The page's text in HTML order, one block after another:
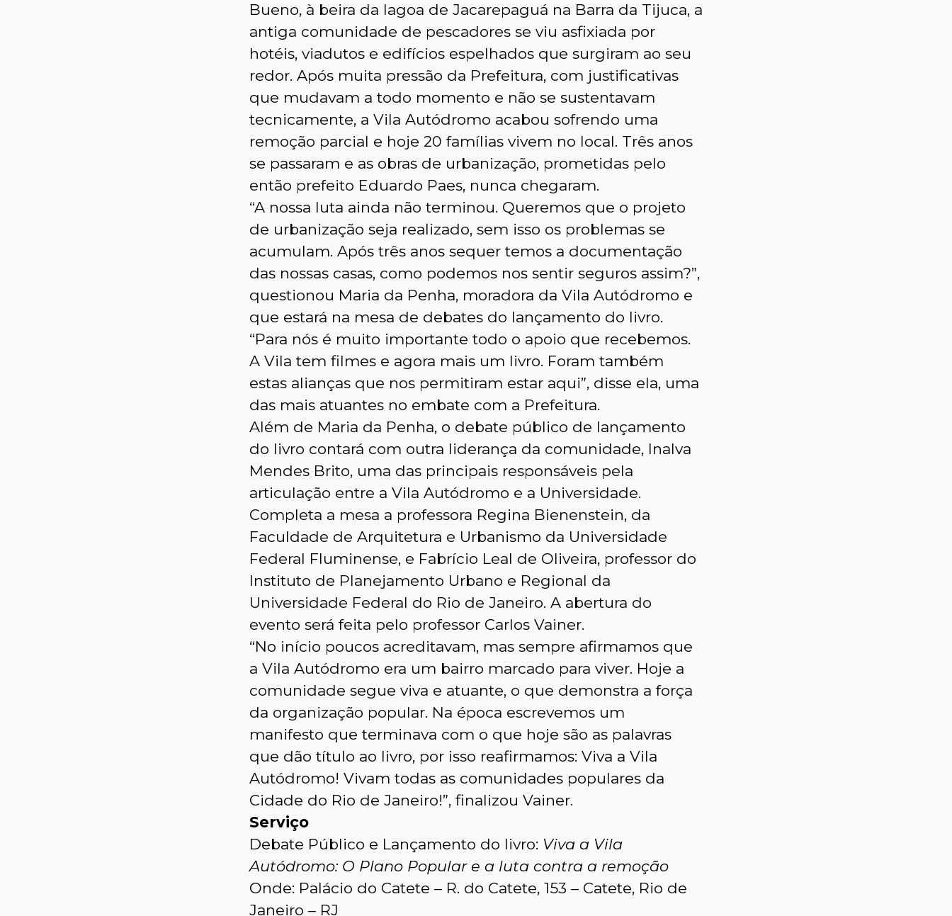
Bueno, à beira da lagoa de Jacarepaguá na Barra da Tijuca, a
antiga comunidade de pescadores se viu asfixiada por
hotéis, viadutos e edifícios espelhados que surgiram ao seu
redor. Após muita pressão da Prefeitura, com justificativas
que mudavam a todo momento e não se sustentavam
tecnicamente, a Vila Autódromo acabou sofrendo uma
remoção parcial e hoje 20 famílias vivem no local. Três anos
se passaram e as obras de urbanização, prometidas pelo
então prefeito Eduardo Paes, nunca chegaram.
“A nossa luta ainda não terminou. Queremos que o projeto
de urbanização seja realizado, sem isso os problemas se
acumulam. Após três anos sequer temos a documentação
das nossas casas, como podemos nos sentir seguros assim?”,
questionou Maria da Penha, moradora da Vila Autódromo e
que estará na mesa de debates do lançamento do livro.
“Para nós é muito importante todo o apoio que recebemos.
A Vila tem filmes e agora mais um livro. Foram também
estas alianças que nos permitiram estar aqui”, disse ela, uma
das mais atuantes no embate com a Prefeitura.
Além de Maria da Penha, o debate público de lançamento
do livro contará com outra liderança da comunidade, Inalva
Mendes Brito, uma das principais responsáveis pela
articulação entre a Vila Autódromo e a Universidade.
Completa a mesa a professora Regina Bienenstein, da
Faculdade de Arquitetura e Urbanismo da Universidade
Federal Fluminense, e Fabrício Leal de Oliveira, professor do
Instituto de Planejamento Urbano e Regional da
Universidade Federal do Rio de Janeiro. A abertura do
evento será feita pelo professor Carlos Vainer.
“No início poucos acreditavam, mas sempre afirmamos que
a Vila Autódromo era um bairro marcado para viver. Hoje a
comunidade segue viva e atuante, o que demonstra a força
da organização popular. Na época escrevemos um
manifesto que terminava com o que hoje são as palavras
que dão título ao livro, por isso reafirmamos: Viva a Vila
Autódromo! Vivam todas as comunidades populares da
Cidade do Rio de Janeiro!”, finalizou Vainer.
Serviço
Debate Público e Lançamento do livro: Viva a Vila
Autódromo: O Plano Popular e a luta contra a remoção
Onde: Palácio do Catete – R. do Catete, 153 – Catete, Rio de
Janeiro – RJ